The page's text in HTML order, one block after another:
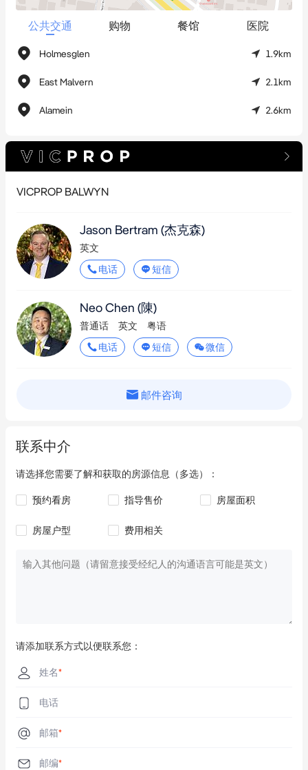
在当前开发用地紧缺、可行性评估至关重要的市场环境下，具备
部分完工土木工程的场地日益稀缺。
此机遇让您能够：
• 重新设计以适应当前施工和销售条件
• 在蓝筹地段获取战略性土地
本物业适合成熟的开发商、建筑开发商及熟悉规划流程和结构评
销售文件备索。
何信息均不可作为财务或法律依据。尽管我们已尽力确保上述信
息的准确性，但须强调此处所列细节仅供参考，并不构成业主或
中介的承诺保证。
公共交通 购物 餐馆 医院
Holmesglen 1.9km
East Malvern 2.1km
Alamein 2.6km
VICPROP BALWYN
Jason Bertram (杰克森)
英文
电话
短信
Neo Chen (陳)
普通话 英文
粤语
电话
短信 微信
邮件咨询
联系中介
请选择您需要了解和获取的房源信息（多选）：
预约看房 指导售价 房屋面积
房屋户型 费用相关
请添加联系方式以便联系您：
姓名*
电话
邮箱*
邮编*